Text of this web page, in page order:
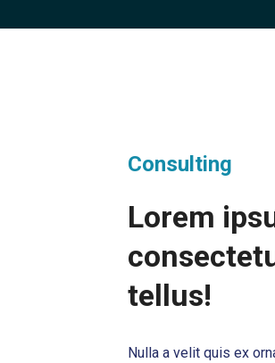
Consulting
Lorem
tellus!
Nulla a velit quis ex